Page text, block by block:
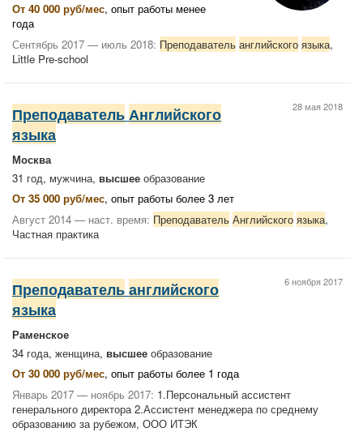
От 40 000 руб/мес, опыт работы менее
года
Сентябрь 2017 — июль 2018: Преподаватель английского языка,
Little Pre-school
28 мая 2018
Преподаватель Английского
языка
Москва
31 год, мужчина, высшее образование
От 35 000 руб/мес, опыт работы более 3 лет
Август 2014 — наст. время: Преподаватель Английского языка,
Частная практика
6 ноября 2017
Преподаватель английского
языка
Раменское
34 года, женщина, высшее образование
От 30 000 руб/мес, опыт работы более 1 года
Январь 2017 — ноябрь 2017: 1.Персональный ассистент
генерального директора 2.Ассистент менеджера по среднему
образованию за рубежом, ООО ИТЭК